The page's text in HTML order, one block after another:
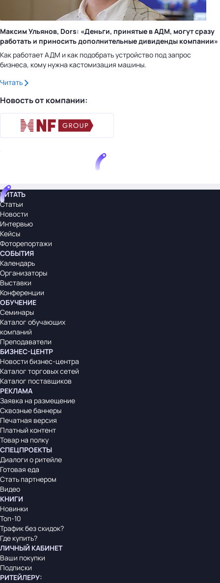
Максим Ульянов, Dors: «Деньги, принятые в АДМ, могут сразу
работать и приносить дополнительные дивиденды компании»
Как работает АДМ и как подобрать устройство под запрос
бизнеса, кому нужна кастомизация машины.
Читать
Новость от компании:
ЧИТАТЬ
Статьи
Новости
Интервью
Кейсы
Фоторепортажи
СОБЫТИЯ
Календарь
Организаторы
Выставки
Конференции
ОБУЧЕНИЕ
Семинары
Каталог обучающих
компаний
Преподаватели
БИЗНЕС-ЦЕНТР
Новости бизнес-центра
Каталог торговых сетей
Каталог поставщиков
РЕКЛАМА
Заявка на размещение
Сквозные баннеры
Печатная версия
Платный контент
Товар на полку
СПЕЦПРОЕКТЫ
Диалоги о ритейле
Готовая еда
Стать партнером
Видео
КНИГИ
Новинки
Топ-10
Трафик без скидок?
Где купить?
ЛИЧНЫЙ КАБИНЕТ
Ваши покупки
Подписки
РИТЕЙЛЕРУ: